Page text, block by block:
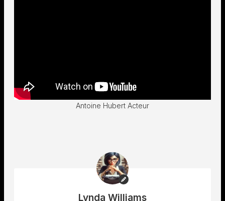
Antoine Hubert Acteur
Lynda Williams